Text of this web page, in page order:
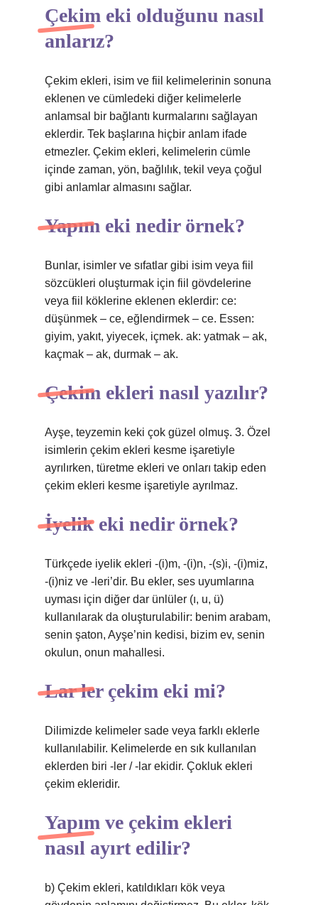
Çekim eki olduğunu nasıl
anlarız?
Çekim ekleri, isim ve fiil kelimelerinin sonuna
eklenen ve cümledeki diğer kelimelerle
anlamsal bir bağlantı kurmalarını sağlayan
eklerdir. Tek başlarına hiçbir anlam ifade
etmezler. Çekim ekleri, kelimelerin cümle
içinde zaman, yön, bağlılık, tekil veya çoğul
gibi anlamlar almasını sağlar.
Yapım eki nedir örnek?
Bunlar, isimler ve sıfatlar gibi isim veya fiil
sözcükleri oluşturmak için fiil gövdelerine
veya fiil köklerine eklenen eklerdir: ce:
düşünmek – ce, eğlendirmek – ce. Essen:
giyim, yakıt, yiyecek, içmek. ak: yatmak – ak,
kaçmak – ak, durmak – ak.
Çekim ekleri nasıl yazılır?
Ayşe, teyzemin keki çok güzel olmuş. 3. Özel
isimlerin çekim ekleri kesme işaretiyle
ayrılırken, türetme ekleri ve onları takip eden
çekim ekleri kesme işaretiyle ayrılmaz.
İyelik eki nedir örnek?
Türkçede iyelik ekleri -(i)m, -(i)n, -(s)i, -(i)miz,
-(i)niz ve -leri’dir. Bu ekler, ses uyumlarına
uyması için diğer dar ünlüler (ı, u, ü)
kullanılarak da oluşturulabilir: benim arabam,
senin şaton, Ayşe’nin kedisi, bizim ev, senin
okulun, onun mahallesi.
Lar ler çekim eki mi?
Dilimizde kelimeler sade veya farklı eklerle
kullanılabilir. Kelimelerde en sık kullanılan
eklerden biri -ler / -lar ekidir. Çokluk ekleri
çekim ekleridir.
Yapım ve çekim ekleri
nasıl ayırt edilir?
b) Çekim ekleri, katıldıkları kök veya